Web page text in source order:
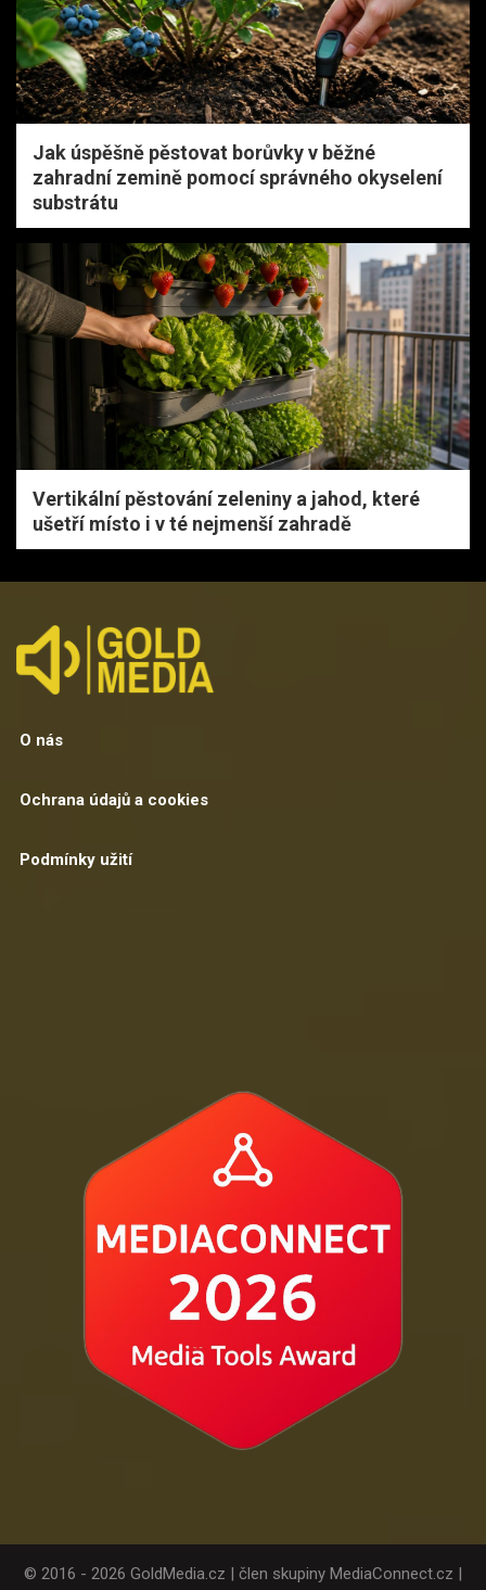
Jak úspěšně pěstovat borůvky v běžné
zahradní zemině pomocí správného okyselení
substrátu
Vertikální pěstování zeleniny a jahod, které
ušetří místo i v té nejmenší zahradě
O nás
Ochrana údajů a cookies
Podmínky užití
© 2016 - 2026 GoldMedia.cz | člen skupiny MediaConnect.cz |